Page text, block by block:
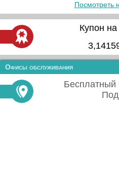
Посмотреть
Купон на
Офисы обслуживания
Бесплатный